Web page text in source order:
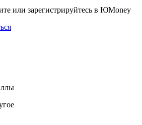
или зарегистрируйтесь в ЮMoney